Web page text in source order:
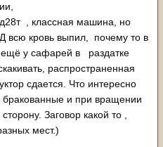
, классная машина, но
всю кровь выпил, почему то в
у сафарей в раздатке
распространенная
сдается. Что интересно
бракованные и при вращении
Заговор какой то ,
мест.)